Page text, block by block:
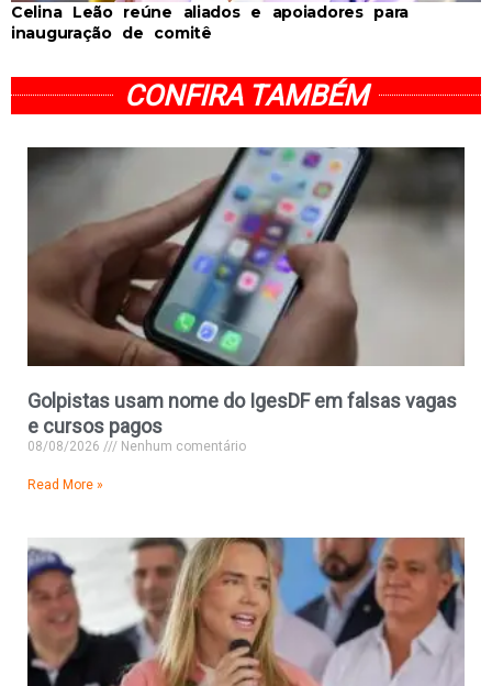
Celina Leão reúne aliados e apoiadores para
inauguração de comitê
CONFIRA TAMBÉM
Golpistas usam nome do IgesDF em falsas vagas
e cursos pagos
08/08/2026 Nenhum comentário
Read More »